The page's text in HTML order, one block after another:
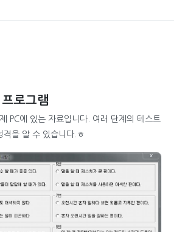
로그램
PC에 있는 자료입니다. 여러 단계의 테스트
격을 알 수 있습니다.ㅎ